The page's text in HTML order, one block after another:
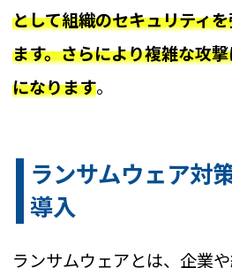
として組織のセキュリティ
ます。さらにより複雑な攻
になります。
ランサムウェア対
導入
ランサムウェアとは、企業